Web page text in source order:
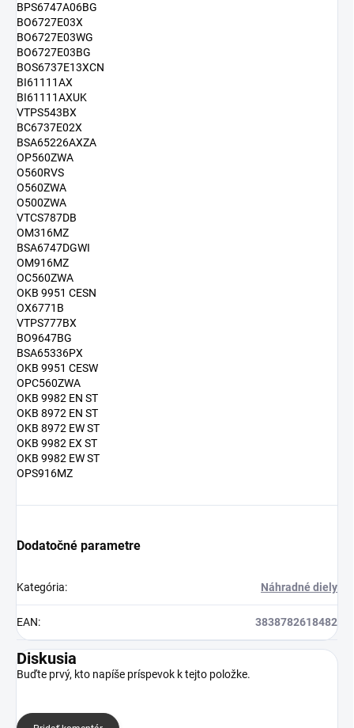
BPS6747A06BG
BO6727E03X
BO6727E03WG
BO6727E03BG
BOS6737E13XCN
BI61111AX
BI61111AXUK
VTPS543BX
BC6737E02X
BSA65226AXZA
OP560ZWA
O560RVS
O560ZWA
O500ZWA
VTCS787DB
OM316MZ
BSA6747DGWI
OM916MZ
OC560ZWA
OKB 9951 CESN
OX6771B
VTPS777BX
BO9647BG
BSA65336PX
OKB 9951 CESW
OPC560ZWA
OKB 9982 EN ST
OKB 8972 EN ST
OKB 8972 EW ST
OKB 9982 EX ST
OKB 9982 EW ST
OPS916MZ
Dodatočné parametre
Kategória: Náhradné diely
EAN: 3838782618482
Diskusia
Buďte prvý, kto napíše príspevok k tejto položke.